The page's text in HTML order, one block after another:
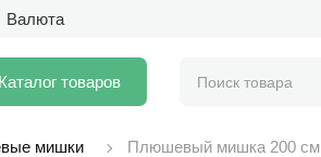
Валюта
Каталог товаров
мишки Плюшевый мишка 200 см